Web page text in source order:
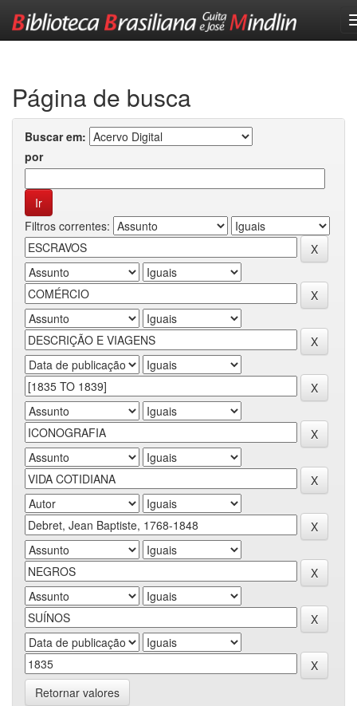
Página de busca
Buscar em:
por
Filtros correntes:
Retornar valores